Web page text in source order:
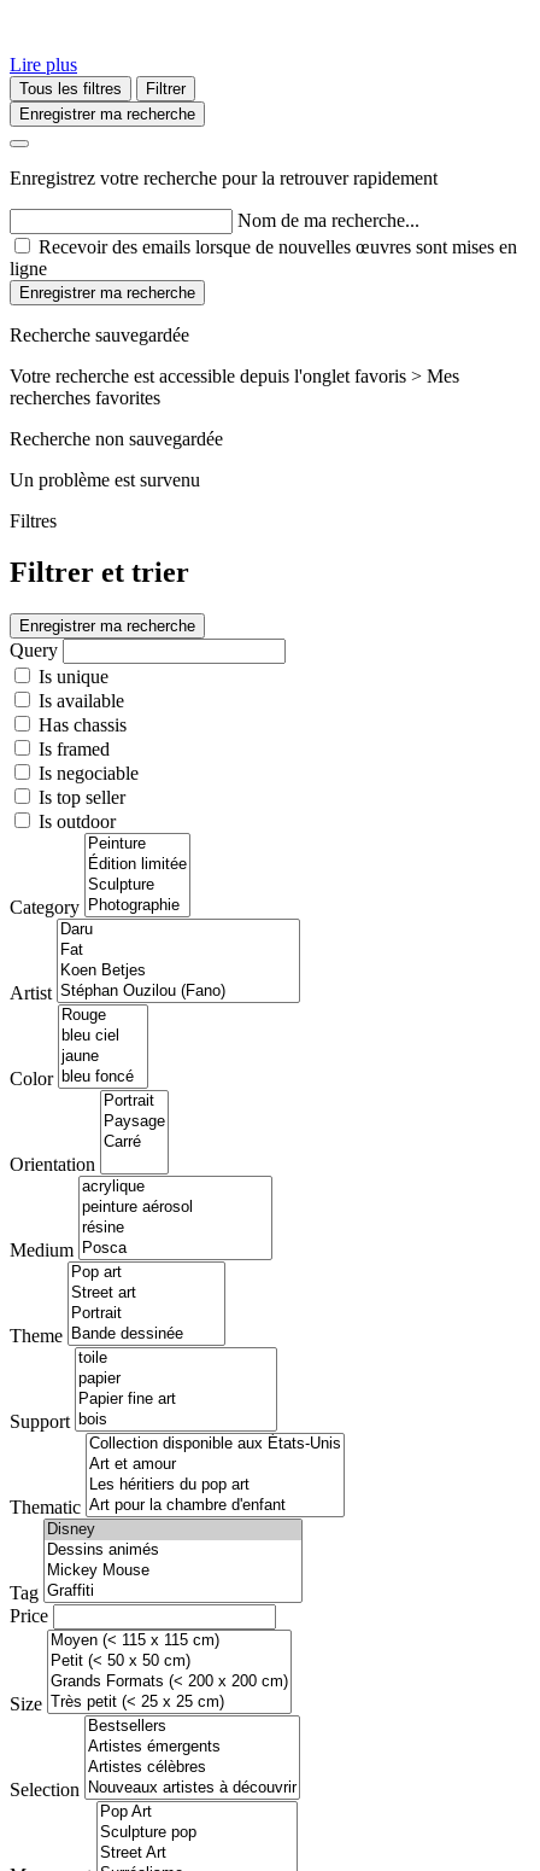
Lire plus
Tous les filtres
Filtrer
Enregistrer ma recherche
Enregistrez votre recherche pour la retrouver rapidement
Nom de ma recherche...
Recevoir des emails lorsque de nouvelles œuvres sont mises en
ligne
Enregistrer ma recherche
Recherche sauvegardée
Votre recherche est accessible depuis l'onglet favoris > Mes
recherches favorites
Recherche non sauvegardée
Un problème est survenu
Filtres
Filtrer et trier
Enregistrer ma recherche
Query
Is unique
Is available
Has chassis
Is framed
Is negociable
Is top seller
Is outdoor
Category
Artist
Color
Orientation
Medium
Theme
Support
Thematic
Tag
Price
Size
Selection